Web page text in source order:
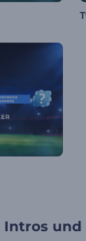
Intros und